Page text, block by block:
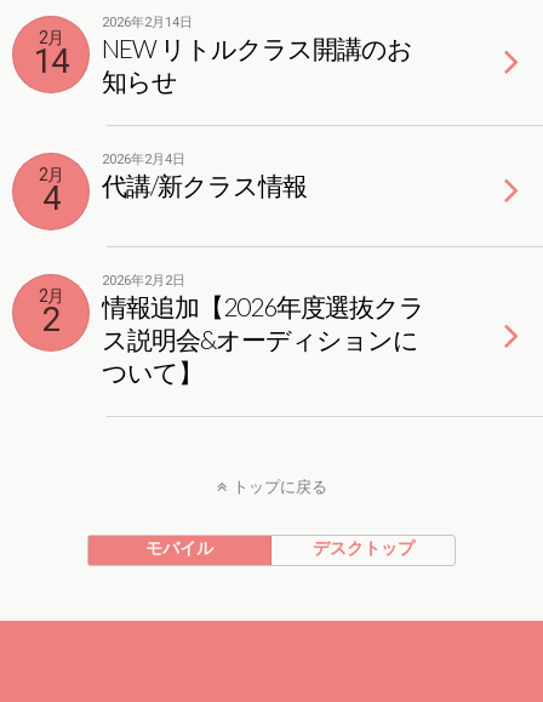
2月
14
2026年2月14日
NEW リトルクラス開講のお
知らせ
2月
4
2026年2月4日
代講/新クラス情報
2月
2
2026年2月2日
情報追加【2026年度選抜クラ
ス説明会&オーディションに
ついて】
トップに戻る
モバイル デスクトップ